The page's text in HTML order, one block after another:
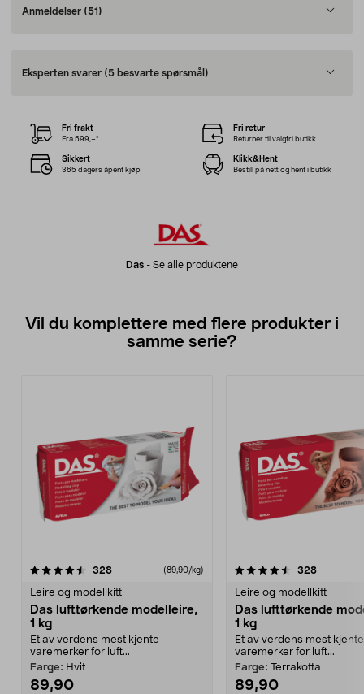
Anmeldelser (51)
Eksperten svarer (5 besvarte spørsmål)
Das - Se alle produktene
Fri frakt
Fra 599,–*
Fri retur
Returner til valgfri butikk
Sikkert
365 dagers åpent kjøp
Klikk&Hent
Bestill på nett og hent i butikk
Vil du komplettere med flere produkter i
samme serie?
328anmeldelser(89,90/kg)
Leire og modellkitt
Das lufttørkende modelleire,
1 kg
Et av verdens mest kjente
varemerker for luft...
Farge: Hvit
89,90
4.5av 5 stjerner 328
Leire og modellkitt
Das lufttørkende
1 kg
Et av verdens mest kjente
varemerker for luft...
Farge: Terrakotta
89,90
5.0av 5 stjerner